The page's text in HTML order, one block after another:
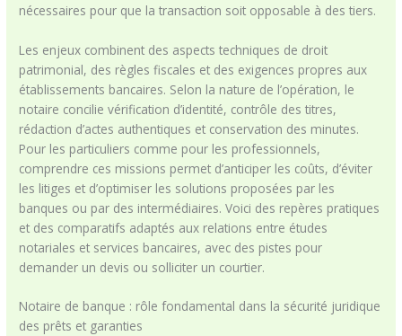
nécessaires pour que la transaction soit opposable à des tiers.
Les enjeux combinent des aspects techniques de droit
patrimonial, des règles fiscales et des exigences propres aux
établissements bancaires. Selon la nature de l’opération, le
notaire concilie vérification d’identité, contrôle des titres,
rédaction d’actes authentiques et conservation des minutes.
Pour les particuliers comme pour les professionnels,
comprendre ces missions permet d’anticiper les coûts, d’éviter
les litiges et d’optimiser les solutions proposées par les
banques ou par des intermédiaires. Voici des repères pratiques
et des comparatifs adaptés aux relations entre études
notariales et services bancaires, avec des pistes pour
demander un devis ou solliciter un courtier.
Notaire de banque : rôle fondamental dans la sécurité juridique
des prêts et garanties